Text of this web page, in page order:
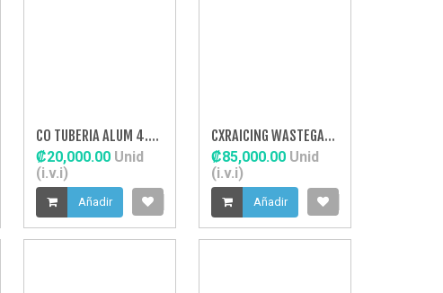
CO TUBERIA ALUM 4.0" 45
₡20,000.00 Unid
(i.v.i)
Añadir
CXRAICING WASTEGATE WG038-8
₡85,000.00 Unid
(i.v.i)
Añadir